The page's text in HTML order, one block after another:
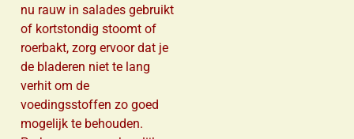
nu rauw in salades gebruikt
of kortstondig stoomt of
roerbakt, zorg ervoor dat je
de bladeren niet te lang
verhit om de
voedingsstoffen zo goed
mogelijk te behouden.